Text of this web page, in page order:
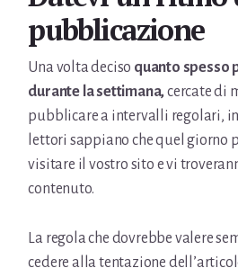
pubblicazione
Una volta deciso quanto spesso
durante la settimana,cercate di
pubblicare a intervalli regolari,
lettori sappiano che quel giorno
visitare il vostro sito e vi
contenuto.
La regola che dovrebbe valere
cedere alla tentazione